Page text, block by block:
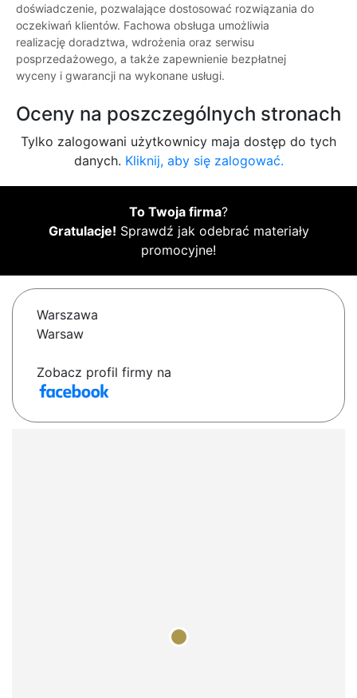
doświadczenie, pozwalające dostosować rozwiązania do
oczekiwań klientów. Fachowa obsługa umożliwia
realizację doradztwa, wdrożenia oraz serwisu
posprzedażowego, a także zapewnienie bezpłatnej
wyceny i gwarancji na wykonane usługi.
Oceny na poszczególnych stronach
Tylko zalogowani użytkownicy maja dostęp do tych
danych. Kliknij, aby się zalogować.
To Twoja firma?
Gratulacje! Sprawdź jak odebrać materiały
promocyjne!
Warszawa
Warsaw
Zobacz profil firmy na